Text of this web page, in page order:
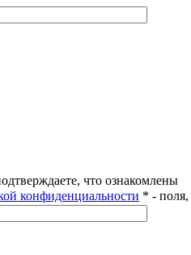
что ознакомлены
конфиденциальности * - поля,